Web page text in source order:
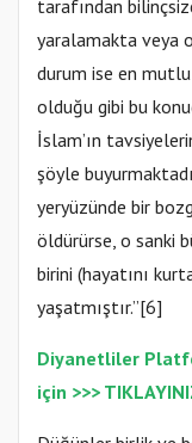
tarafından
yaralamakta veya
durum ise en
olduğu gibi bu
İslam’ın
şöyle
yeryüzünde bir
öldürürse, o sanki
birini (hayatını
yaşatmıştır.”[6]
Diyanetliler
için >>>